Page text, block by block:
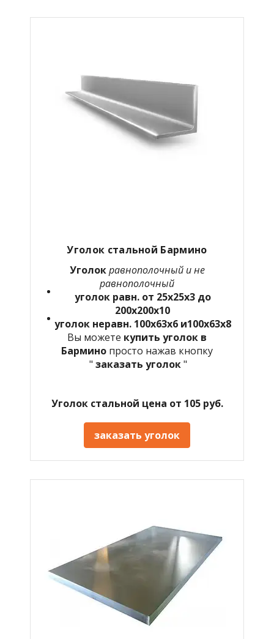
Уголок стальной Бармино
Уголокравнополочный и не
равнополочный
уголок равн. от 25х25х3 до
200х200х10
уголок неравн. 100х63х6 и100х63х8
Вы можете купить уголок в
Бармино просто нажав кнопку
" заказать уголок"
Уголок стальной цена от 105 руб.
заказать уголок